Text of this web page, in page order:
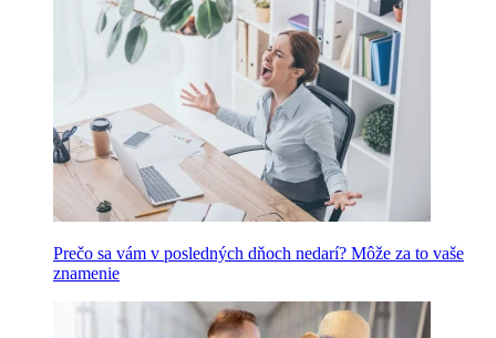
Prečo sa vám v posledných dňoch nedarí? Môže za to vaše
znamenie